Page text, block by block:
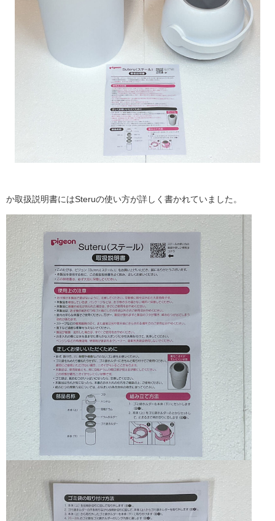
か取扱説明書にはSteruの使い方が詳しく書かれていました。